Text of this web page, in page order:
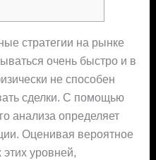
стратегии на рынке
очень быстро и в
не способен
сделки. С помощью
анализа определяет
Оценивая вероятное
уровней,